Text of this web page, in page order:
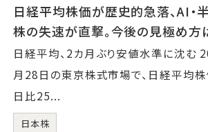
日経平均株価が歴史的急落、AI・
株の失速が直撃。今後の見極め方
日経平均、2カ月ぶり安値水準に沈む
月28日の東京株式市場で、日経平均
日比25...
日本株